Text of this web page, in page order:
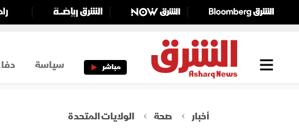
مباشر سياسة
أخبار صحة الولايات المتحدة